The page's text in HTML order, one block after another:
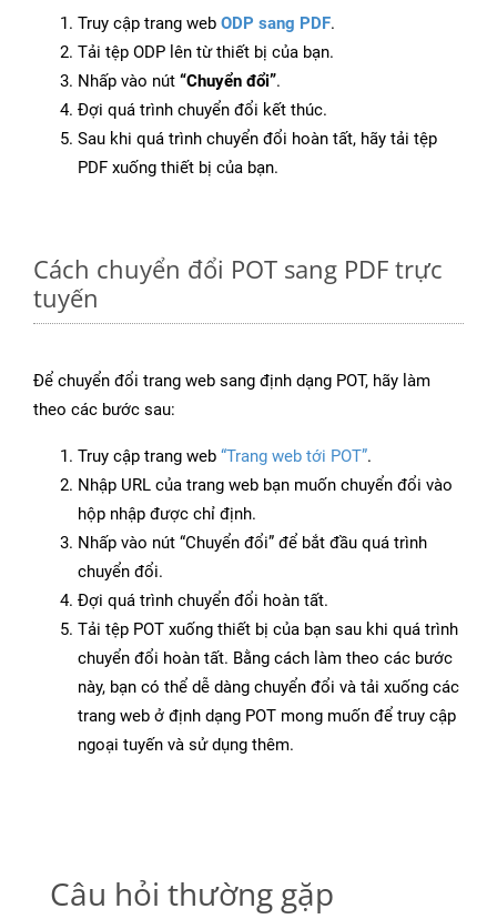
Truy cập trang web ODP sang PDF.
Tải tệp ODP lên từ thiết bị của bạn.
Nhấp vào nút “Chuyển đổi”.
Đợi quá trình chuyển đổi kết thúc.
Sau khi quá trình chuyển đổi hoàn tất, hãy tải tệp
PDF xuống thiết bị của bạn.
Cách chuyển đổi POT sang PDF trực
tuyến
Để chuyển đổi trang web sang định dạng POT, hãy làm
theo các bước sau:
Truy cập trang web “Trang web tới POT”.
Nhập URL của trang web bạn muốn chuyển đổi vào
hộp nhập được chỉ định.
Nhấp vào nút “Chuyển đổi” để bắt đầu quá trình
chuyển đổi.
Đợi quá trình chuyển đổi hoàn tất.
Tải tệp POT xuống thiết bị của bạn sau khi quá trình
chuyển đổi hoàn tất. Bằng cách làm theo các bước
này, bạn có thể dễ dàng chuyển đổi và tải xuống các
trang web ở định dạng POT mong muốn để truy cập
ngoại tuyến và sử dụng thêm.
Câu hỏi thường gặp